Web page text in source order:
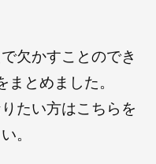
欠かすことのでき
とめました。
たい方はこちらを
。